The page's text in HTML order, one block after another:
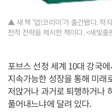
▲ 새 책 ‘업!코리아’가 출간됐다. 학
천적 전략을 제시한 책이다. <새빛출
포브스 선정 세계 10대 강국
지속가능한 성장을 통해 미래
저앉거나 과거로 퇴행하거나
풀어내느냐에 달려 있다.